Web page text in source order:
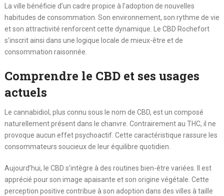
La ville bénéficie d’un cadre propice à l’adoption de nouvelles
habitudes de consommation. Son environnement, son rythme de vie
et son attractivité renforcent cette dynamique. Le CBD Rochefort
s’inscrit ainsi dans une logique locale de mieux-être et de
consommation raisonnée.
Comprendre le CBD et ses usages
actuels
Le cannabidiol, plus connu sous le nom de CBD, est un composé
naturellement présent dans le chanvre. Contrairement au THC, il ne
provoque aucun effet psychoactif. Cette caractéristique rassure les
consommateurs soucieux de leur équilibre quotidien.
Aujourd’hui, le CBD s’intègre à des routines bien-être variées. Il est
apprécié pour son image apaisante et son origine végétale. Cette
perception positive contribue à son adoption dans des villes à taille